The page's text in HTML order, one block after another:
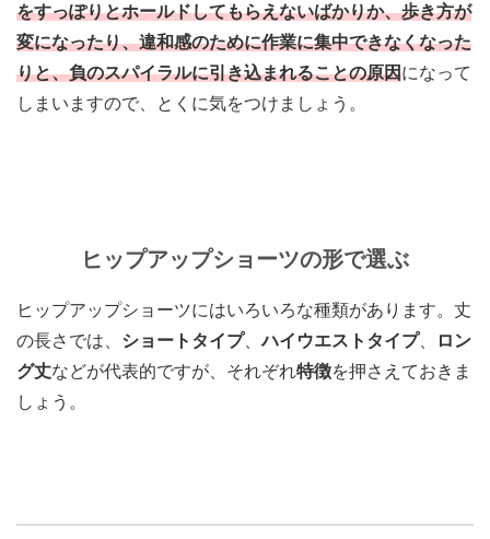
をすっぽりとホールドしてもらえないばかりか、歩き方が
変になったり、違和感のために作業に集中できなくなった
りと、負のスパイラルに引き込まれることの原因になって
しまいますので、とくに気をつけましょう。
ヒップアップショーツの形で選ぶ
ヒップアップショーツにはいろいろな種類があります。 丈
の長さでは、 ショートタイプ、ハイウエストタイプ、
ロン
グ丈などが代表的ですが、それぞれ特徴を押さえておきま
しょう。